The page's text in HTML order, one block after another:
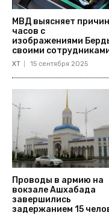
МВД выясняет
часов с
изображениями
своими
ХТ 15 сентября 2025
Проводы в армию на
вокзале Ашхабада
завершились
задержанием 15